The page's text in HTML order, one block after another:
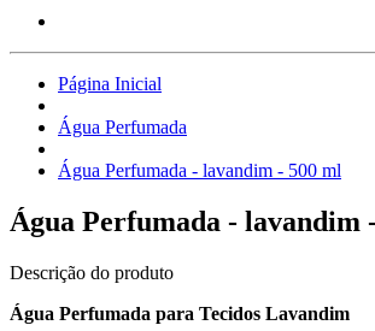
Página Inicial
Água Perfumada
Água Perfumada - lavandim - 500 ml
Água Perfumada - lavandim
Descrição do produto
Água Perfumada para Tecidos Lavandim